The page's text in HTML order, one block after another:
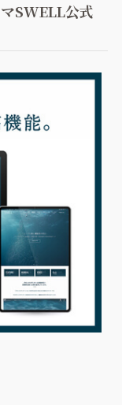
SWELL公式